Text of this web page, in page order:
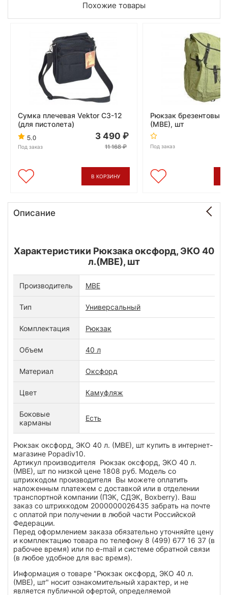
Похожие товары
Сумка плечевая Vektor СЗ-12
(для пистолета)
5.0
Под заказ
3 490
11 168
В КОРЗИНУ
Рюкзак брезентовый,
(МВЕ), шт
Под заказ
Описание
Характеристики Рюкзака оксфорд, ЭКО 40
л.(МВЕ), шт
Производитель МВЕ
Тип Универсальный
Комплектация Рюкзак
Объем 40 л
Материал Оксфорд
Цвет Камуфляж
Боковые
карманы
Есть
Рюкзак оксфорд, ЭКО 40 л. (МВЕ), шт купить в интернет-
магазине Popadiv10.
Артикул производителя Рюкзак оксфорд, ЭКО 40 л.
(МВЕ), шт по низкой цене 1808 руб. Модель со
штрихкодом производителя Вы можете оплатить
наложенным платежем с доставкой или в отделении
транспортной компании (ПЭК, СДЭК, Boxberry). Ваш
заказ со штрихкодом 2000000026435 забрать на почте
с оплатой при получении в любой части Российской
Федерации.
Перед оформлением заказа обязательно уточняйте цену
и комплектацию товара по телефону 8 (499) 677 16 37 (в
рабочее время) или по e-mail и системе обратной связи
(в любое удобное для вас время).
Информация о товаре "Рюкзак оксфорд, ЭКО 40 л.
(МВЕ), шт" носит ознакомительный характер, и не
является публичной офертой, определяемой